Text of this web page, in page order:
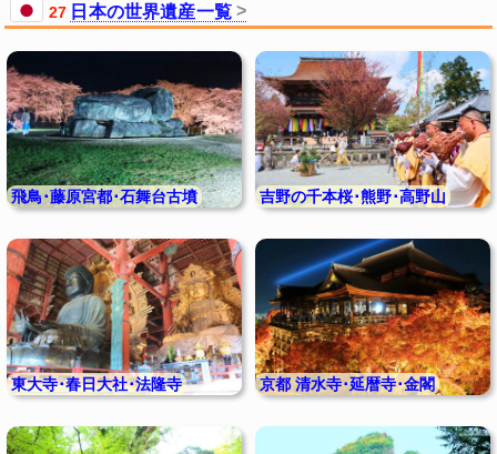
27 日本の世界遺産一覧
飛鳥･藤原宮都･石舞台古墳 吉野の千本桜･熊野･高野山
東大寺･春日大社･法隆寺 京都 清水寺･延暦寺･金閣